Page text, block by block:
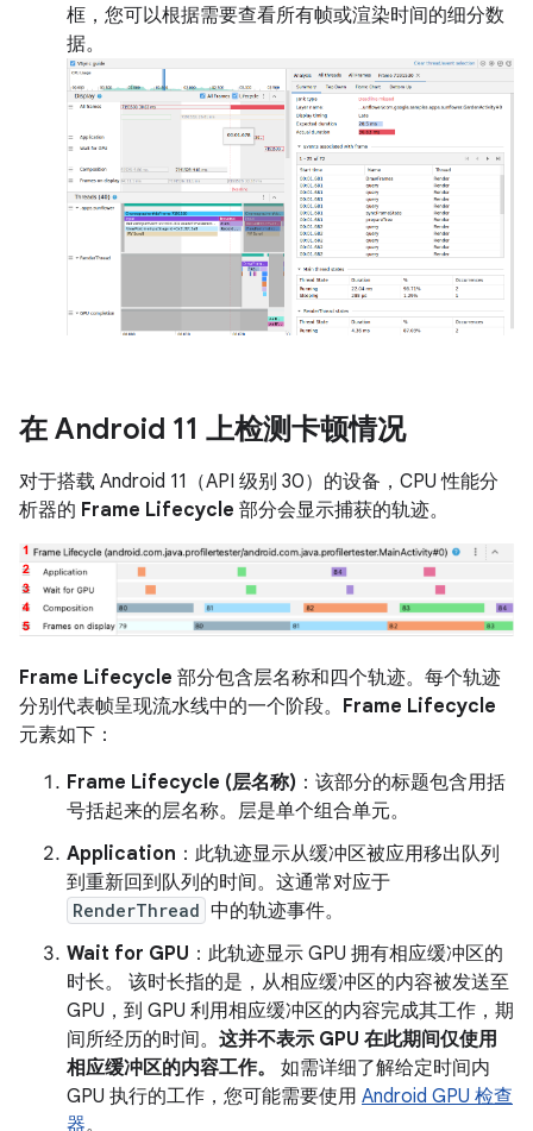
框，您可以根据需要查看所有帧或渲染时间的细分数
据。
在 Android 11 上检测卡顿情况
对于搭载 Android 11（API 级别 30）的设备，CPU 性能分
析器的 Frame Lifecycle 部分会显示捕获的轨迹。
Frame Lifecycle 部分包含层名称和四个轨迹。每个轨迹
分别代表帧呈现流水线中的一个阶段。 Frame Lifecycle
元素如下：
Frame Lifecycle (层名称) ：该部分的标题包含用括
号括起来的层名称。层是单个组合单元。
Application ：此轨迹显示从缓冲区被应用移出队列
到重新回到队列的时间。这通常对应于
RenderThread 中的轨迹事件。
Wait for GPU ：此轨迹显示 GPU 拥有相应缓冲区的
时长。 该时长指的是，从相应缓冲区的内容被发送至
GPU，到 GPU 利用相应缓冲区的内容完成其工作，期
间所经历的时间。 这并不表示 GPU 在此期间仅使用
相应缓冲区的内容工作。
如需详细了解给定时间内
GPU 执行的工作，您可能需要使用 Android GPU 检查
器。